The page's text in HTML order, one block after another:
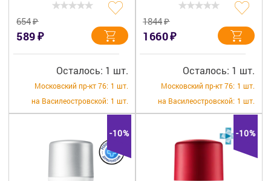
654₽
589₽
Осталось: 1 шт.
Московский пр-кт 76: 1 шт.
на Василеостровской: 1 шт.
1844₽
1660₽
Осталось: 1 шт.
Московский пр-кт 76: 1 шт.
на Василеостровской: 1 шт.
-10% -10%